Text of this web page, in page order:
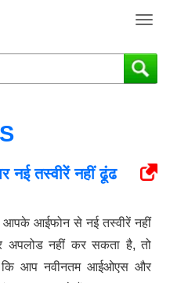
T
g
g
i
t
i
o
नई तस्वीरें नहीं ढूंढ
आपके आईफोन से नई तस्वीरें नहीं
नहीं कर सकता है, तो
कि आप नवीनतम आईओएस और